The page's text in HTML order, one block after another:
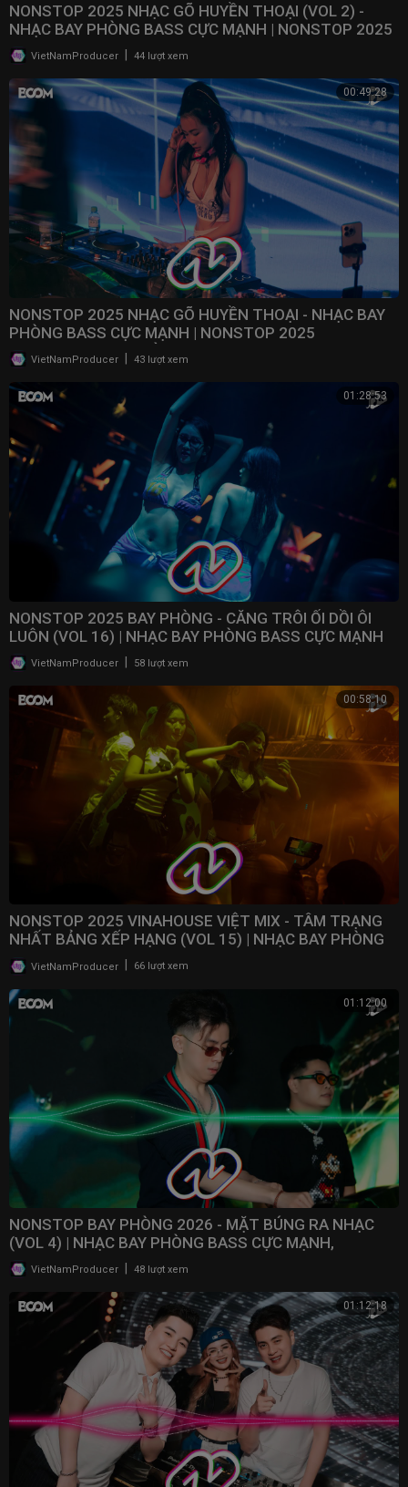
NONSTOP 2025 NHẠC GÕ HUYỀN THOẠI (VOL 2) -
NHẠC BAY PHÒNG BASS CỰC MẠNH | NONSTOP 2025
VINAHOUSE
VietNamProducer 44 lượt xem
00:49:28
NONSTOP 2025 NHẠC GÕ HUYỀN THOẠI - NHẠC BAY
PHÒNG BASS CỰC MẠNH | NONSTOP 2025
VINAHOUSE BAY PHÒNG
VietNamProducer 43 lượt xem
01:28:53
NONSTOP 2025 BAY PHÒNG - CĂNG TRÔI ỐI DỒI ÔI
LUÔN (VOL 16) | NHẠC BAY PHÒNG BASS CỰC MẠNH ​
VietNamProducer 58 lượt xem
00:58:10
NONSTOP 2025 VINAHOUSE VIỆT MIX - TÂM TRẠNG
NHẤT BẢNG XẾP HẠNG (VOL 15) | NHẠC BAY PHÒNG
2025VietNamProducer 66 lượt xem
01:12:00
NONSTOP BAY PHÒNG 2026 - MẶT BÚNG RA NHẠC
(VOL 4) | NHẠC BAY PHÒNG BASS CỰC MẠNH,
NONSTOP 2025
VietNamProducer 48 lượt xem
01:12:18